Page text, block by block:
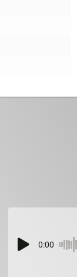
0:00